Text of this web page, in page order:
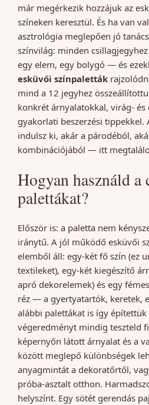
már megérkezik hozzájuk az
színeken keresztül. És ha van
asztrológia meglepően jó
színvilág: minden
egy elem, egy bolygó — és
esküvői színpaletták
mind a 12 jegyhez
konkrét árnyalatokkal, virág-
gyakorlati beszerzési tippekkel.
indulsz ki, akár a párodéból,
kombinációjából — itt
Hogyan használd
palettákat?
Először is: a paletta nem
iránytű. A jól működő esküvői
elemből áll: egy-két fő szín (ez
textileket), egy-két kiegészítő
apró dekorelemek) és egy
réz — a gyertyatartók, keretek,
alábbi palettákat is így építettük
végeredményt mindig teszteld
képernyőn látott árnyalat és a
között meglepő különbségek
anyagmintát a dekoratőrtől,
próba-asztalt otthon.
helyszínt. Egy sötét gerendás